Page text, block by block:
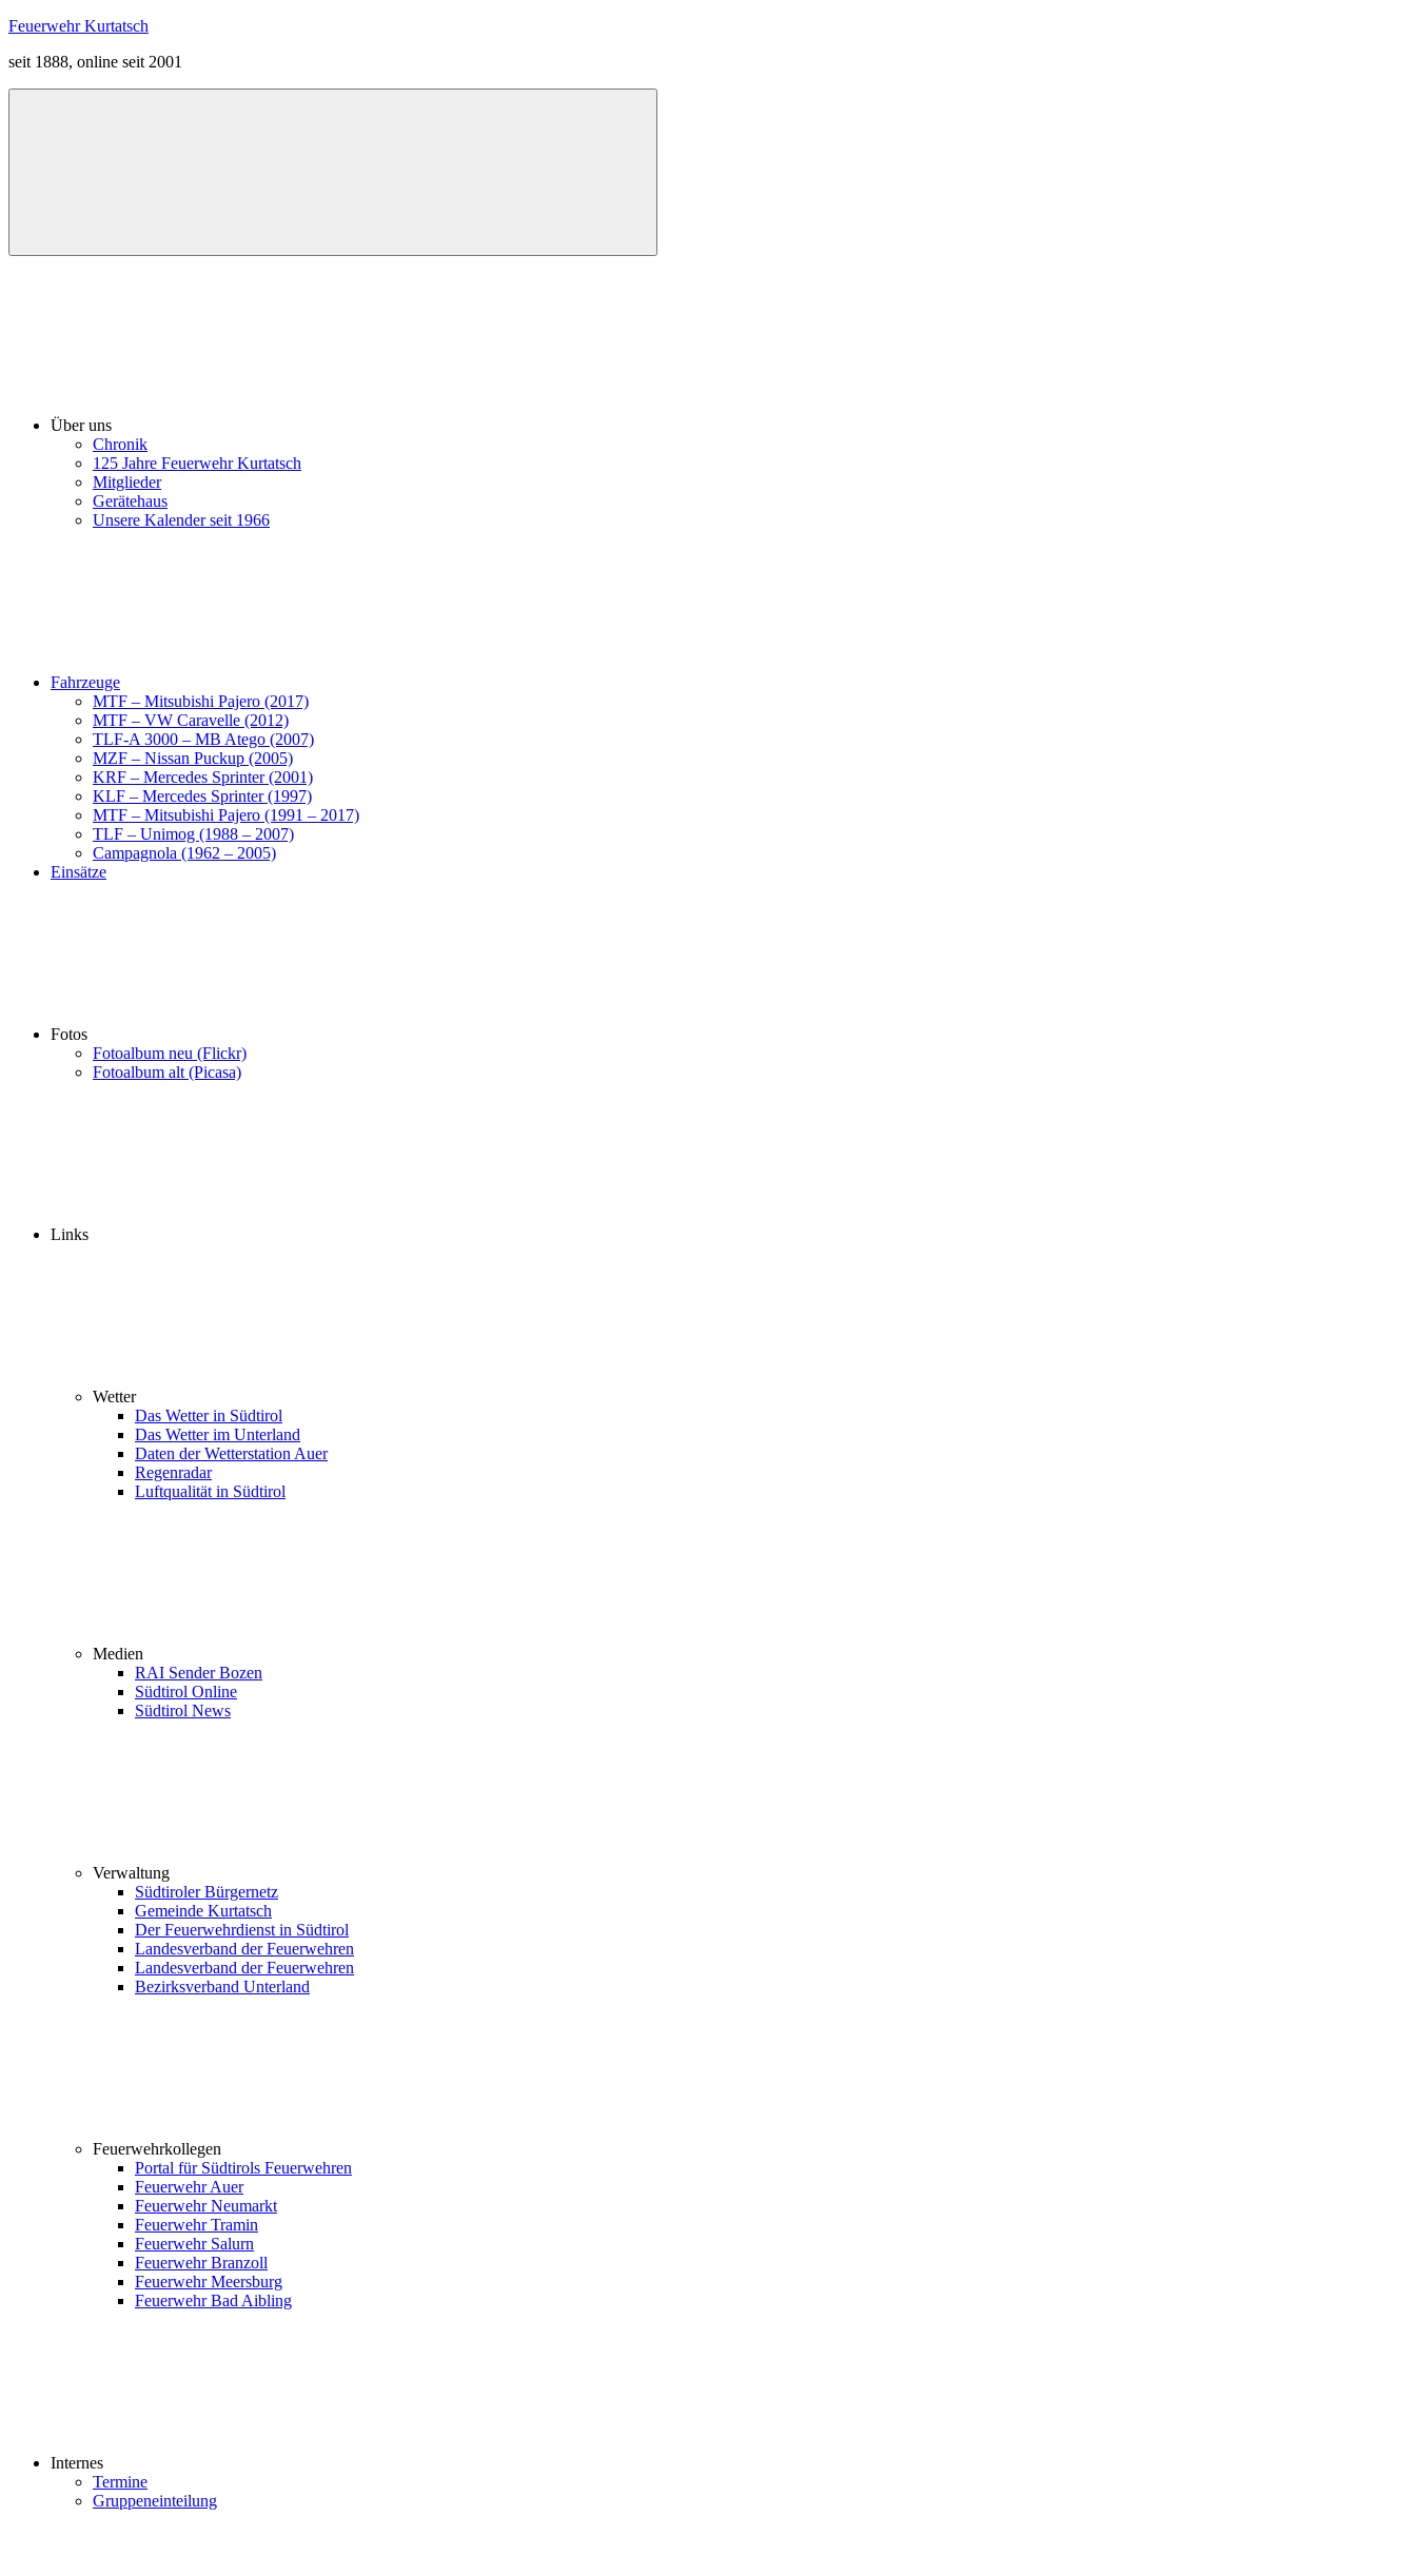
Zum
springen
Feuerwehr Kurtatsch
seit 1888, online seit 2001
Menü
Über uns
Chronik
125 Jahre Feuerwehr Kurtatsch
Mitglieder
Gerätehaus
Unsere Kalender seit 1966
Fahrzeuge
MTF – Mitsubishi Pajero (2017)
MTF – VW Caravelle (2012)
TLF-A 3000 – MB Atego (2007)
MZF – Nissan Puckup (2005)
KRF – Mercedes Sprinter (2001)
KLF – Mercedes Sprinter (1997)
MTF – Mitsubishi Pajero (1991 – 2017)
TLF – Unimog (1988 – 2007)
Campagnola (1962 – 2005)
Einsätze
Fotos
Fotoalbum neu (Flickr)
Fotoalbum alt (Picasa)
Links
Wetter
Das Wetter in Südtirol
Das Wetter im Unterland
Daten der Wetterstation Auer
Regenradar
Luftqualität in Südtirol
Medien
RAI Sender Bozen
Südtirol Online
Südtirol News
Verwaltung
Südtiroler Bürgernetz
Gemeinde Kurtatsch
Der Feuerwehrdienst in Südtirol
Landesverband der Feuerwehren
Landesverband der Feuerwehren
Bezirksverband Unterland
Feuerwehrkollegen
Portal für Südtirols Feuerwehren
Feuerwehr Auer
Feuerwehr Neumarkt
Feuerwehr Tramin
Feuerwehr Salurn
Feuerwehr Branzoll
Feuerwehr Meersburg
Feuerwehr Bad Aibling
Internes
Termine
Gruppeneinteilung